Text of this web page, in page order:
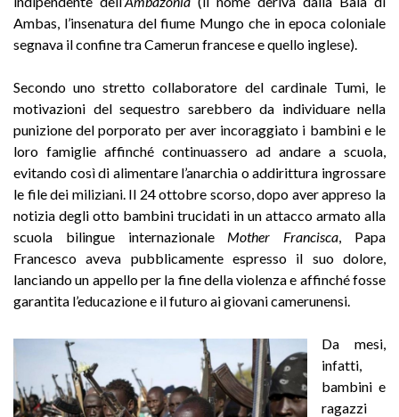
Ambas, l’insenatura del fiume Mungo che in epoca coloniale
segnava il confine tra Camerun francese e quello inglese).
Secondo uno stretto collaboratore del cardinale Tumi, le
motivazioni del sequestro sarebbero da individuare nella
punizione del porporato per aver incoraggiato i bambini e le
loro famiglie affinché continuassero ad andare a scuola,
evitando così di alimentare l’anarchia o addirittura ingrossare
le file dei miliziani. Il 24 ottobre scorso, dopo aver appreso la
notizia degli otto bambini trucidati in un attacco armato alla
scuola bilingue internazionale Mother Francisca , Papa
Francesco aveva pubblicamente espresso il suo dolore,
lanciando un appello per la fine della violenza e affinché fosse
garantita l’educazione e il futuro ai giovani camerunensi.
Da mesi,
infatti,
bambini e
ragazzi